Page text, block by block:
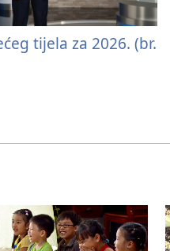
tijela za 2026. (br.